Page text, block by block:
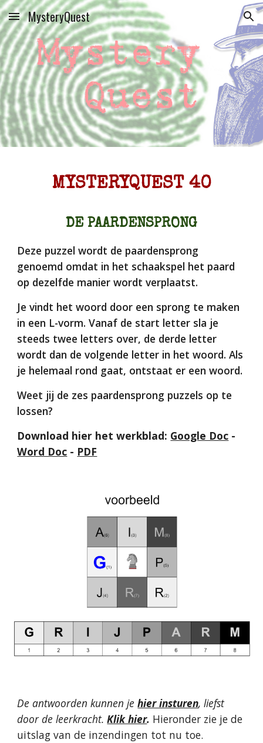
Skip to main content Skip to navigation
MysteryQuest
MYSTERYQUEST 40
DE PAARDENSPRONG
Deze puzzel wordt de paardensprong
genoemd omdat in het schaakspel het paard
op dezelfde manier wordt verplaatst.
Je vindt het woord door een sprong te maken
in een L-vorm. Vanaf de start letter sla je
steeds twee letters over, de derde letter
wordt dan de volgende letter in het woord. Als
je helemaal rond gaat, ontstaat er een woord.
Weet jij de zes paardensprong puzzels op te
lossen?
Download hier het werkblad: Google Doc -
Word Doc - PDF
De antwoorden kunnen jehier insturen, liefst
door de leerkracht.Klik hier. Hieronder zie je de
uitslag van de inzendingen tot nu toe.